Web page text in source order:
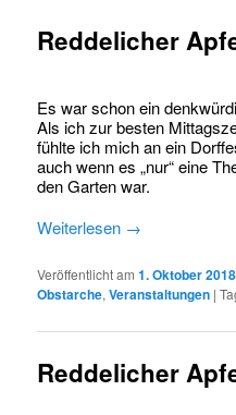
Reddelicher
Es war schon ein
Als ich zur besten
fühlte ich mich an ein
auch wenn es „nur“ eine
den Garten war.
Weiterlesen →
Veröffentlicht am1. Oktober 2018
Obstarche,Veranstaltungen |
Reddelicher